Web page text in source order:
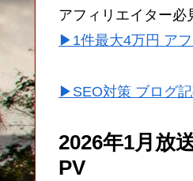
アフィリエイター必
▶1件最大4万円 ア
▶SEO対策 ブログ
2026年1月放
PV